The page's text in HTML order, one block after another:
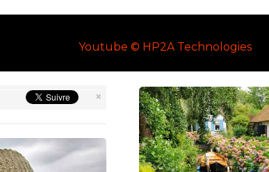
Youtube © HP2A Technologies
×